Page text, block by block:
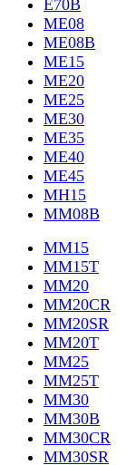
E70B
ME08
ME08B
ME15
ME20
ME25
ME30
ME35
ME40
ME45
MH15
MM08B
MM15
MM15T
MM20
MM20CR
MM20SR
MM20T
MM25
MM25T
MM30
MM30B
MM30CR
MM30SR